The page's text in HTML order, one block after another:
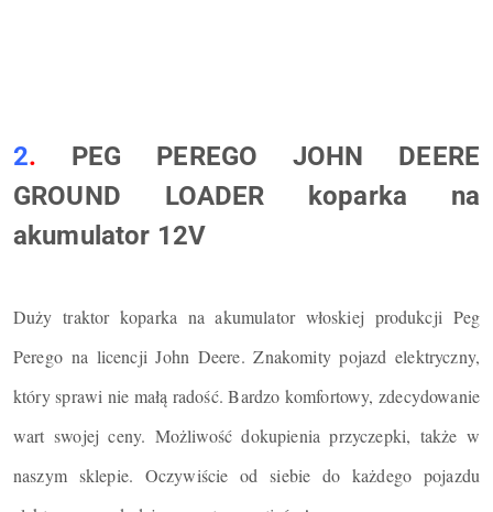
2. PEG PEREGO JOHN DEERE
GROUND LOADER koparka na
akumulator 12V
Duży traktor koparka na akumulator włoskiej produkcji Peg
Perego na licencji John Deere. Znakomity pojazd elektryczny,
który sprawi nie małą radość. Bardzo komfortowy, zdecydowanie
wart swojej ceny. Możliwość dokupienia przyczepki, także w
naszym sklepie. Oczywiście od siebie do każdego pojazdu